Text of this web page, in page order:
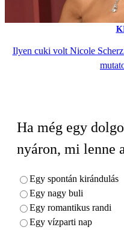
Ilyen cuki volt Nicole
Ha még egy
nyáron, mi lenne
Egy spontán kirándulás
Egy nagy buli
Egy romantikus randi
Egy vízparti nap